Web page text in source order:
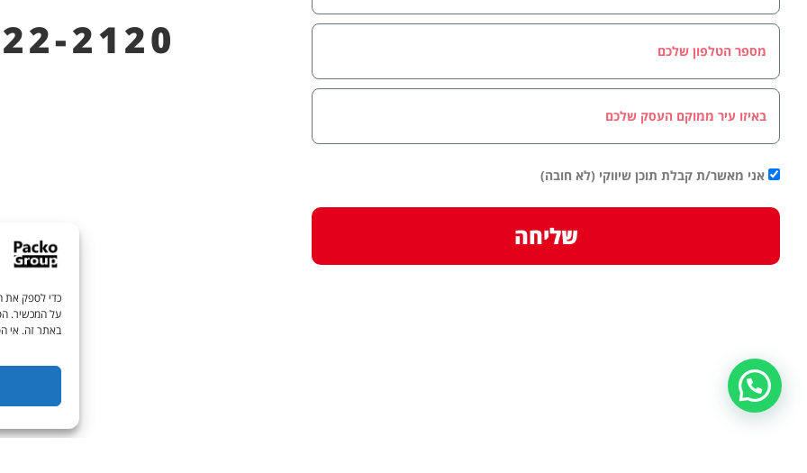
כדי לספק את
על המכשיר.
באתר זה. אי
אני מאשר/ת קבלת תוכן שיווקי (לא חובה)
שליחה
2120